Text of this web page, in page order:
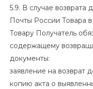
5.9. В случае возврата
Почты России Товара
Товару Получатель
содержащему
документы:
заявление на возврат
копию акта о